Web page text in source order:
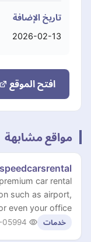
تاريخ الإضافة
2026-02-13
افتح الموقع
مواقع مشابهة
speedcarsrental
car rental
such as airport,
even your office
خدمات 05